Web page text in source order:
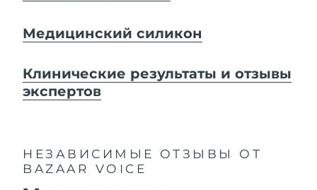
Медицинский силикон
Клинические результаты и отзывы
экспертов
НЕЗАВИСИМЫЕ ОТЗЫВЫ
ОТ
BAZAAR VOICE